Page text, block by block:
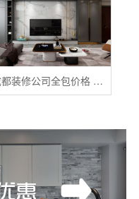
成都装修公司全包价格 成都全包装修多少钱一平